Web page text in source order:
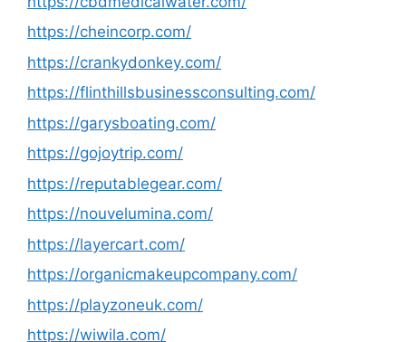
https://cheincorp.com/
https://crankydonkey.com/
https://flinthillsbusinessconsulting.com/
https://garysboating.com/
https://gojoytrip.com/
https://reputablegear.com/
https://nouvelumina.com/
https://layercart.com/
https://organicmakeupcompany.com/
https://playzoneuk.com/
https://wiwila.com/